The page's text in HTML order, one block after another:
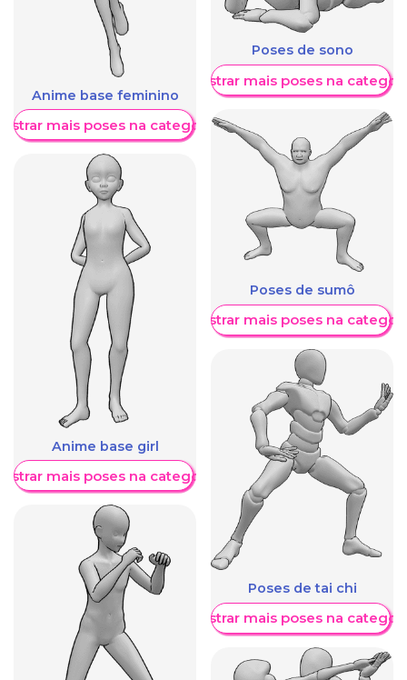
Anime base feminino
mais poses na categoria
Anime base girl
mais poses na categoria
Poses de sono
Mostrar mais poses na
Poses de sumô
Mostrar mais poses na
Poses de tai chi
Mostrar mais poses na